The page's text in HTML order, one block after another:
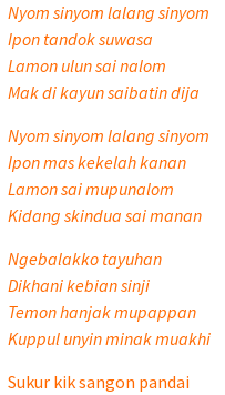
Nyom sinyom lalang sinyom
Ipon tandok suwasa
Lamon ulun sai nalom
Mak di kayun saibatin dija
Nyom sinyom lalang sinyom
Ipon mas kekelah kanan
Lamon sai mupunalom
Kidang skindua sai manan
Ngebalakko tayuhan
Dikhani kebian sinji
Temon hanjak mupappan
Kuppul unyin minak muakhi
Sukur kik sangon pandai